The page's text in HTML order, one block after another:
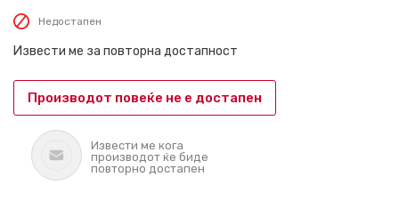
Недостапен
Извести ме за повторна достапност
Производот повеќе не е достапен
Извести ме кога
производот ќе биде
повторно достапен